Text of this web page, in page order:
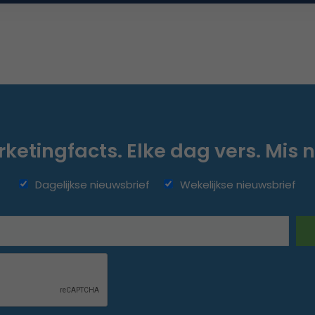
Elke dag vers. Mis
Dagelijkse nieuwsbrief Wekelijkse nieuwsbrief